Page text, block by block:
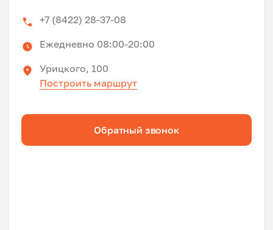
+7 (8422) 28-37-08
Ежедневно 08:00-20:00
Урицкого, 100
Построить маршрут
Обратный звонок